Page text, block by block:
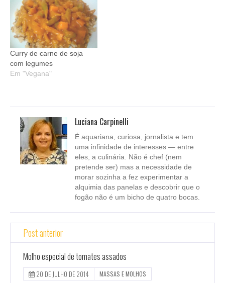
Curry de carne de soja
com legumes
Em "Vegana"
Luciana Carpinelli
É aquariana, curiosa, jornalista e tem
uma infinidade de interesses — entre
eles, a culinária. Não é chef (nem
pretende ser) mas a necessidade de
morar sozinha a fez experimentar a
alquimia das panelas e descobrir que o
fogão não é um bicho de quatro bocas.
Post anterior
Molho especial de tomates assados
20 DE JULHO DE 2014 MASSAS E MOLHOS